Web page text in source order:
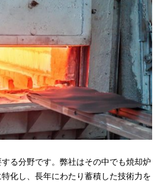
る分野です。弊社はその中でも焼却炉
化し、長年にわたり蓄積した技術力を